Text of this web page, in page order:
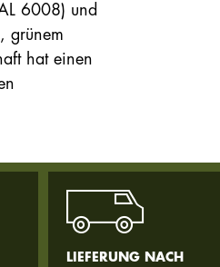
6008) und
grünem
hat einen
LIEFERUNG NACH